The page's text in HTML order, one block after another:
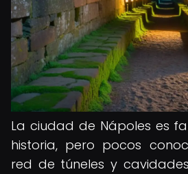
La ciudad de Nápoles es
historia, pero pocos
red de túneles y